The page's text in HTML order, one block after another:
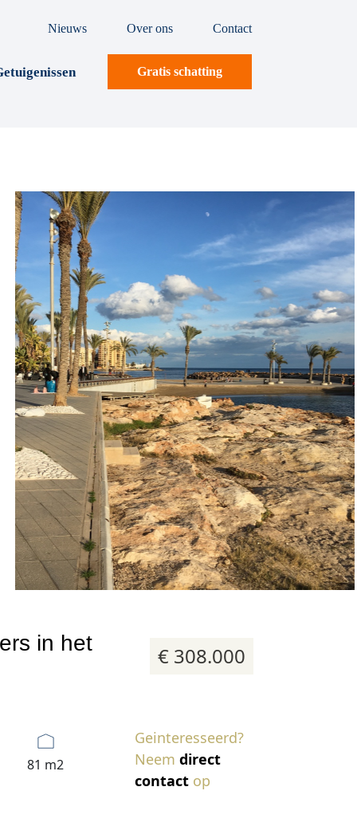
Nieuws Over ons Contact
Gratis schatting
18 foto's
in het
€ 308.000
81 m2
Geinteresseerd?
Neem direct
contactop